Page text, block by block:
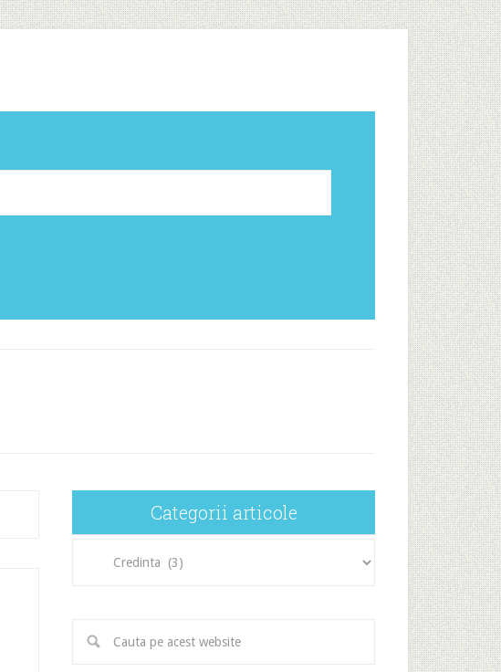
Categorii articole
articole